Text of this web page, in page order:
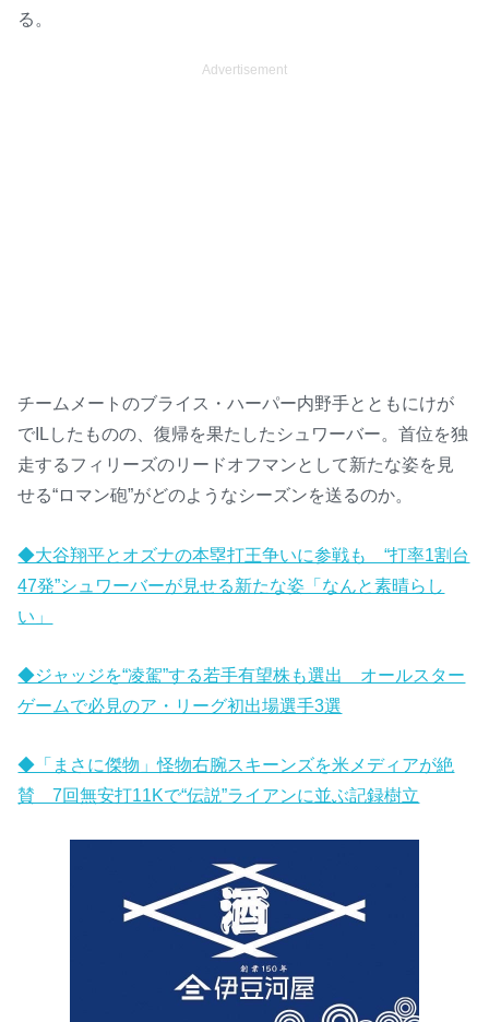
る。
Advertisement
チームメートのブライス・ハーパー内野手とともにけが
でILしたものの、復帰を果たしたシュワーバー。首位を独
走するフィリーズのリードオフマンとして新たな姿を見
せる“ロマン砲”がどのようなシーズンを送るのか。
◆大谷翔平とオズナの本塁打王争いに参戦も “打率1割台
47発”シュワーバーが見せる新たな姿「なんと素晴らし
い」
◆ジャッジを“凌駕”する若手有望株も選出 オールスター
ゲームで必見のア・リーグ初出場選手3選
◆「まさに傑物」怪物右腕スキーンズを米メディアが絶
賛 7回無安打11Kで“伝説”ライアンに並ぶ記録樹立